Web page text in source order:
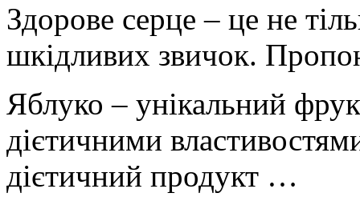
Здорове серце – це не
шкідливих звичок.
Яблуко – унікальний
дієтичними
дієтичний продукт …